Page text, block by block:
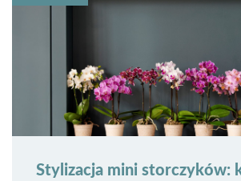
Stylizacja mini storczyków: